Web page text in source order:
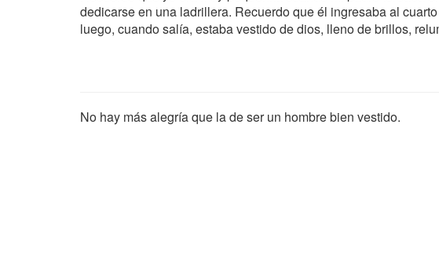
dedicarse en una ladrillera. Recuerdo que él ingresaba al
luego, cuando salía, estaba vestido de dios, lleno de brillos,
No hay más alegría que la de ser un hombre bien vestido.